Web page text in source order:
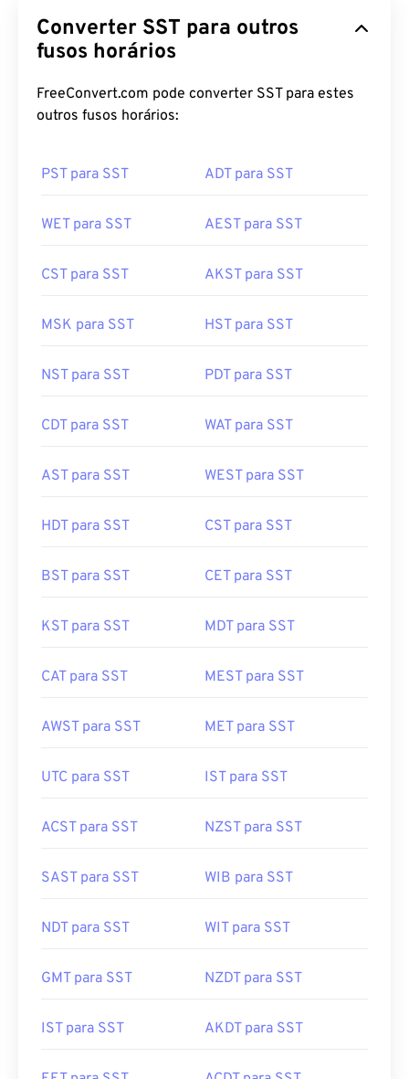
Converter SST para outros
fusos horários
FreeConvert.com pode converter SST para estes
outros fusos horários:
PST para SST ADT para SST
WET para SST AEST para SST
CST para SST AKST para SST
MSK para SST HST para SST
NST para SST PDT para SST
CDT para SST WAT para SST
AST para SST WEST para SST
HDT para SST CST para SST
BST para SST CET para SST
KST para SST MDT para SST
CAT para SST MEST para SST
AWST para SST MET para SST
UTC para SST IST para SST
ACST para SST NZST para SST
SAST para SST WIB para SST
NDT para SST WIT para SST
GMT para SST NZDT para SST
IST para SST AKDT para SST